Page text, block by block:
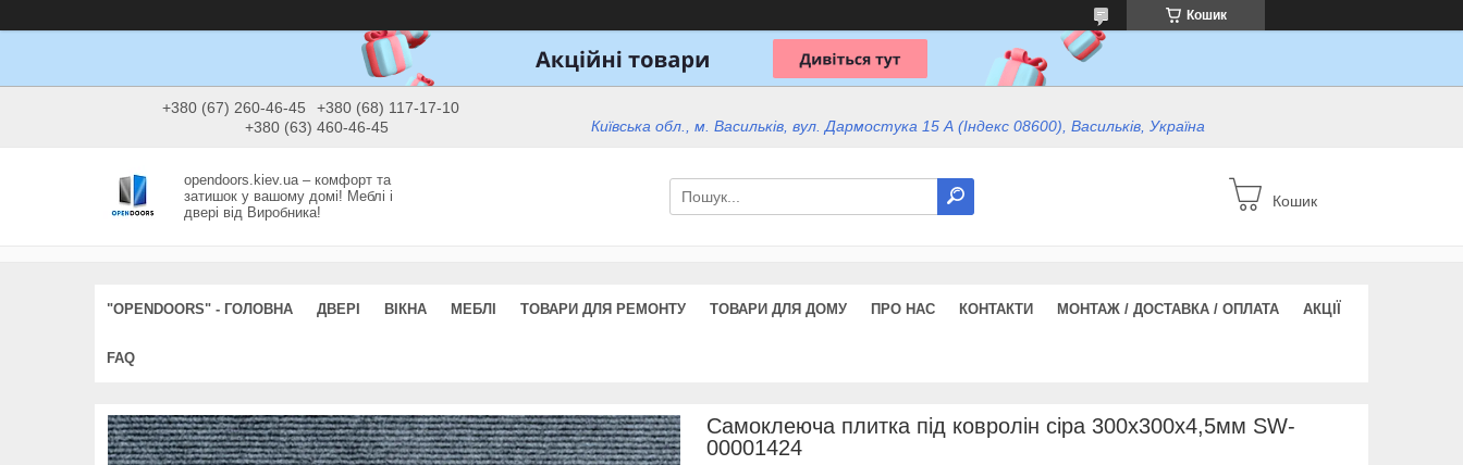
Кошик
+380 (67) 260-46-45
+380 (68) 117-17-10
+380 (63) 460-46-45
Київська обл., м. Васильків, вул. Дармостука 15 А (Індекс 08600), Васильків, Україна
opendoors.kiev.ua – комфорт та
затишок у вашому домі! Меблі і
двері від Виробника!
Кошик
"OPENDOORS" - ГОЛОВНА ДВЕРІ ВІКНА МЕБЛІ ТОВАРИ ДЛЯ РЕМОНТУ ТОВАРИ ДЛЯ ДОМУ ПРО НАС КОНТАКТИ МОНТАЖ / ДОСТАВКА / ОПЛАТА АКЦІЇ
FAQ
Самоклеюча плитка під ковролін сіра 300х300х4,5мм SW-
00001424